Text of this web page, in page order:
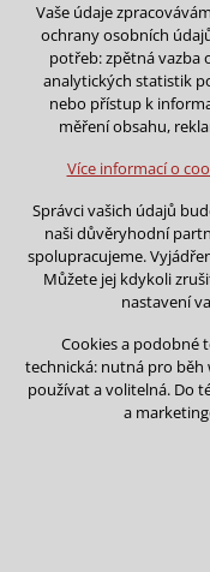
Technická cookies
nutná pro
udržení kontextu
případná
Volitelná cookies
analytická pro
návštěvnosti
marketingová
Více informací o
Vaše údaje
ochrany osobních
potřeb: zpětná vazba
analytických statistik
nebo přístup k
měření obsahu,
Více informací o
Správci vašich údajů
naši důvěryhodní
spolupracujeme.
Můžete jej kdykoli
nastavení
Cookies a podobné
technická: nutná pro běh
používat a volitelná. Do
a